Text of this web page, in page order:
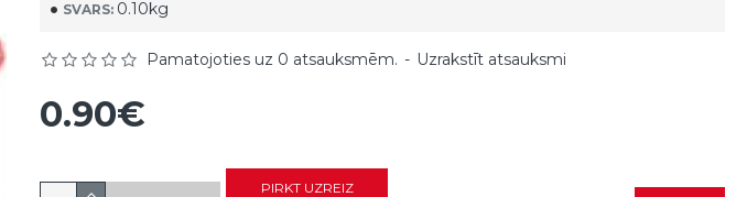
SVARS: 0.10kg
Pamatojoties uz 0 atsauksmēm. - Uzrakstīt atsauksmi
0.90€
PIRKT UZREIZ